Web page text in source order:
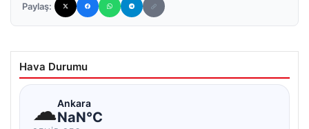
Paylaş:
Hava Durumu
☁Ankara
NaN°C